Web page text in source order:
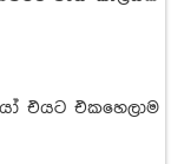
එයට එකහෙලාම